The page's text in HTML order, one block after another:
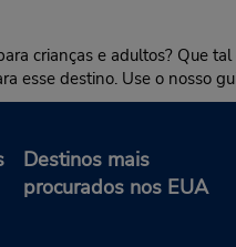
crianças e adultos? Que
esse destino. Use o nosso
Destinos mais
procurados nos EUA